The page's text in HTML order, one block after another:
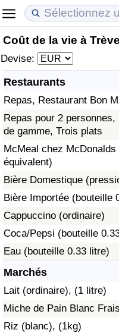
Coût de la vie à
Devise:
Restaurants
Repas, Restaurant Bon
Repas pour 2
de gamme, Trois plats
McMeal chez
équivalent)
Bière Domestique
Bière Importée (bouteille
Cappuccino (ordinaire)
Coca/Pepsi (bouteille
Eau (bouteille 0.33 litre)
Marchés
Lait (ordinaire), (1 litre)
Miche de Pain Blanc
Riz (blanc), (1kg)
Coût de la vie
Indice du Coût de la Vie
Indice du coût de la vie
à Akaba
Prix de l'immobilier
Indice des Prix de
Indice des Prix de
Qualité de Vie
Indice de Qualité de Vie
Indice de qualité de vie
Criminalité
Indice de Criminalité
Indice de Criminalité
Indice de criminalité par
Soins de santé
Indice des soins de